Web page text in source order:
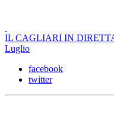
IL CAGLIARI IN DIRETTA
Luglio
facebook
twitter